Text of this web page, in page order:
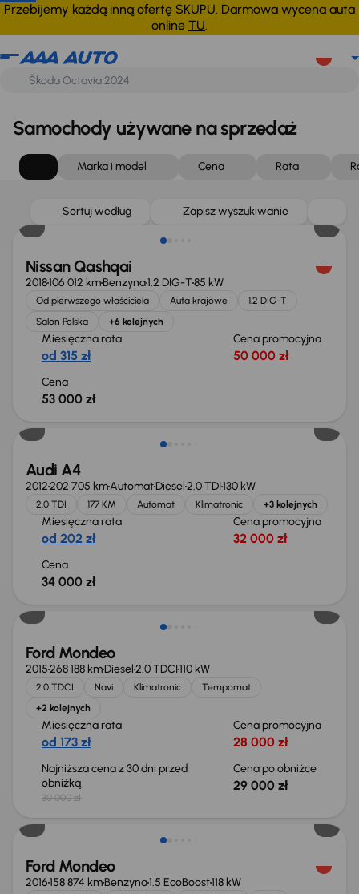
Przebijemy każdą inną ofertę SKUPU. Darmowa wycena auta
online TU.
Samochody używane na sprzedaż
Marka i model Cena Rata
Sortuj według Zapisz wyszukiwanie
Nissan Qashqai
2018106 012 kmBenzyna1.2 DIG-T85 kW
Od pierwszego właściciela Auta krajowe
1.2 DIG-T
Salon Polska
+6 kolejnych
Miesięczna rata
od 315 zł
Cena promocyjna
50 000 zł
Cena
53 000 zł
Audi A4
2012202 705 kmAutomatDiesel2.0 TDI130 kW
2.0 TDI 177 KM Automat Klimatronic +3 kolejnych
Miesięczna rata
od 202 zł
Cena promocyjna
32 000 zł
Cena
34 000 zł
Ford Mondeo
2015268 188 kmDiesel2.0 TDCI110 kW
2.0 TDCI Navi Klimatronic
Tempomat
+2 kolejnych
Miesięczna rata
od 173 zł
Cena promocyjna
28 000 zł
Najniższa cena z 30 dni przed
obniżką
30 000 zł
Cena po obniżce
29 000 zł
Ford Mondeo
2016158 874 kmBenzyna1.5 EcoBoost118 kW